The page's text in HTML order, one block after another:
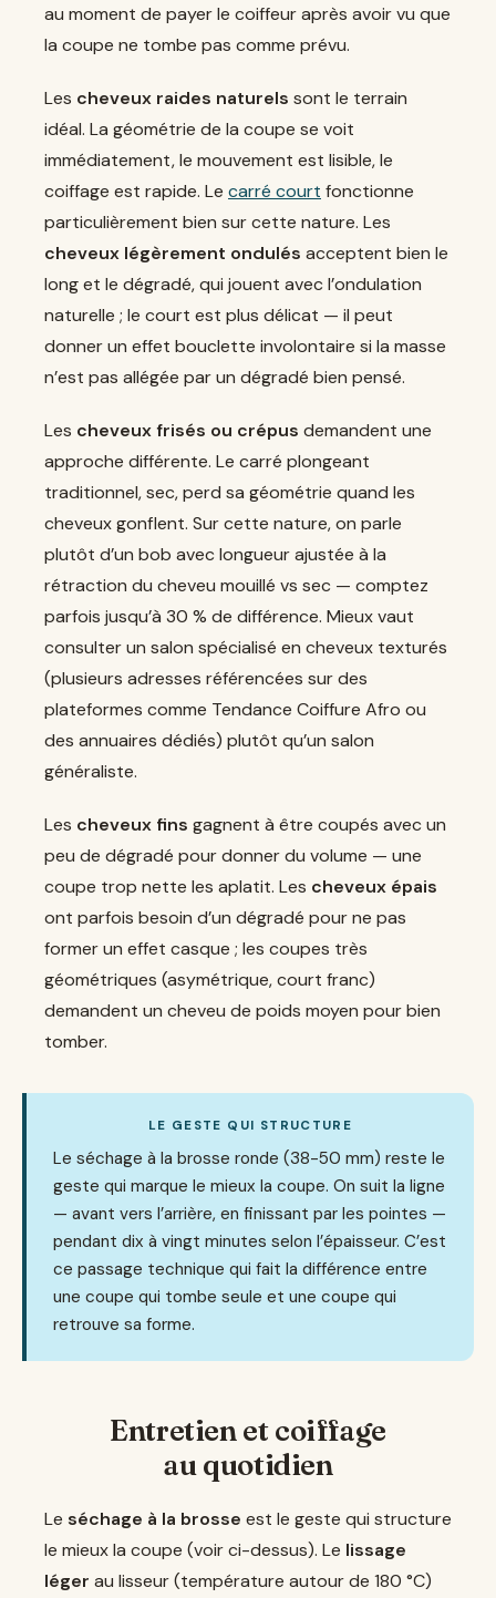
au moment de payer le coiffeur après avoir vu que
la coupe ne tombe pas comme prévu.
Les cheveux raides naturels sont le terrain
idéal. La géométrie de la coupe se voit
immédiatement, le mouvement est lisible, le
coiffage est rapide. Le carré court fonctionne
particulièrement bien sur cette nature. Les
cheveux légèrement ondulés acceptent bien le
long et le dégradé, qui jouent avec l’ondulation
naturelle ; le court est plus délicat — il peut
donner un effet bouclette involontaire si la masse
n’est pas allégée par un dégradé bien pensé.
Les cheveux frisés ou crépus demandent une
approche différente. Le carré plongeant
traditionnel, sec, perd sa géométrie quand les
cheveux gonflent. Sur cette nature, on parle
plutôt d’un bob avec longueur ajustée à la
rétraction du cheveu mouillé vs sec — comptez
parfois jusqu’à 30 % de différence. Mieux vaut
consulter un salon spécialisé en cheveux texturés
(plusieurs adresses référencées sur des
plateformes comme Tendance Coiffure Afro ou
des annuaires dédiés) plutôt qu’un salon
généraliste.
Les cheveux fins gagnent à être coupés avec un
peu de dégradé pour donner du volume — une
coupe trop nette les aplatit. Les cheveux épais
ont parfois besoin d’un dégradé pour ne pas
former un effet casque ; les coupes très
géométriques (asymétrique, court franc)
demandent un cheveu de poids moyen pour bien
tomber.
LE GESTE QUI STRUCTURE
Le séchage à la brosse ronde (38-50 mm) reste le
geste qui marque le mieux la coupe. On suit la ligne
— avant vers l’arrière, en finissant par les pointes —
pendant dix à vingt minutes selon l’épaisseur. C’est
ce passage technique qui fait la différence entre
une coupe qui tombe seule et une coupe qui
retrouve sa forme.
Entretien et coiffage
au quotidien
Le séchage à la brosse est le geste qui structure
le mieux la coupe (voir ci-dessus). Le lissage
léger au lisseur (température autour de 180 °C)